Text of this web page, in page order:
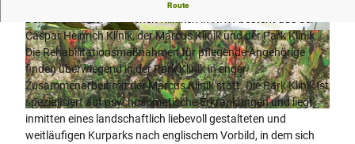
© Park Klinik, S. Reichert
© Park Klinik, S. Reichert © Park Klinik, S. Reichert
Route
Caspar Heinrich Klinik, der Marcus Klinik und der Park Klinik.
Die Rehabilitationsmaßnahmen für pflegende Angehörige
finden überwiegend in der Park Klinik in enger
Zusammenarbeit mit der Marcus Klinik statt. Die Park Klinik ist
spezialisiert auf psychosomatische Erkrankungen und liegt
inmitten eines landschaftlich liebevoll gestalteten und
weitläufigen Kurparks nach englischem Vorbild, in dem sich